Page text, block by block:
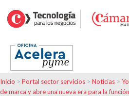
Inicio > Portal sector servicios > Noticias >
de marca y abre una nueva era para la